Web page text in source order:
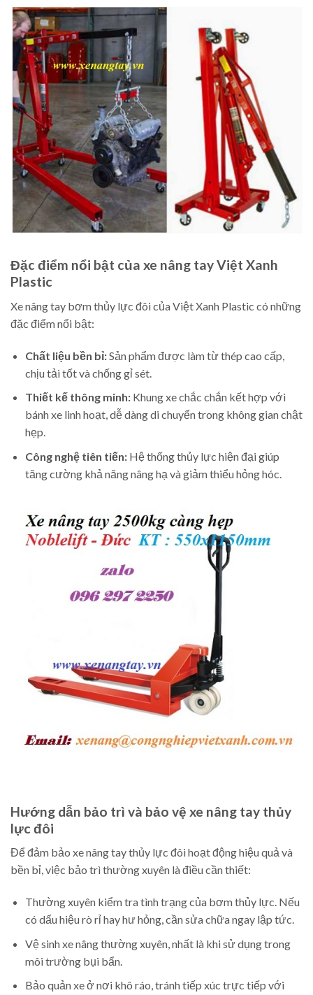
Đặc điểm nổi bật của xe nâng tay Việt Xanh
Plastic
Xe nâng tay bơm thủy lực đôi của Việt Xanh Plastic có những
đặc điểm nổi bật:
Chất liệu bền bỉ:Sản phẩm được làm từ thép cao cấp,
chịu tải tốt và chống gỉ sét.
Thiết kế thông minh:Khung xe chắc chắn kết hợp với
bánh xe linh hoạt, dễ dàng di chuyển trong không gian chật
hẹp.
Công nghệ tiên tiến:Hệ thống thủy lực hiện đại giúp
tăng cường khả năng nâng hạ và giảm thiểu hỏng hóc.
Hướng dẫn bảo trì và bảo vệ xe nâng tay thủy
lực đôi
Để đảm bảo xe nâng tay thủy lực đôi hoạt động hiệu quả và
bền bỉ, việc bảo trì thường xuyên là điều cần thiết:
Thường xuyên kiểm tra tình trạng của bơm thủy lực. Nếu
có dấu hiệu rò rỉ hay hư hỏng, cần sửa chữa ngay lập tức.
Vệ sinh xe nâng thường xuyên, nhất là khi sử dụng trong
môi trường bụi bẩn.
Bảo quản xe ở nơi khô ráo, tránh tiếp xúc trực tiếp với